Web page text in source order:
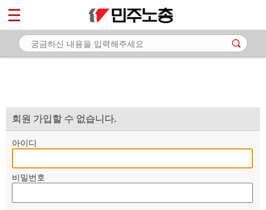
회원 가입할 수 없습니다.
아이디
비밀번호
마이페이지
소개
자료
부설기관